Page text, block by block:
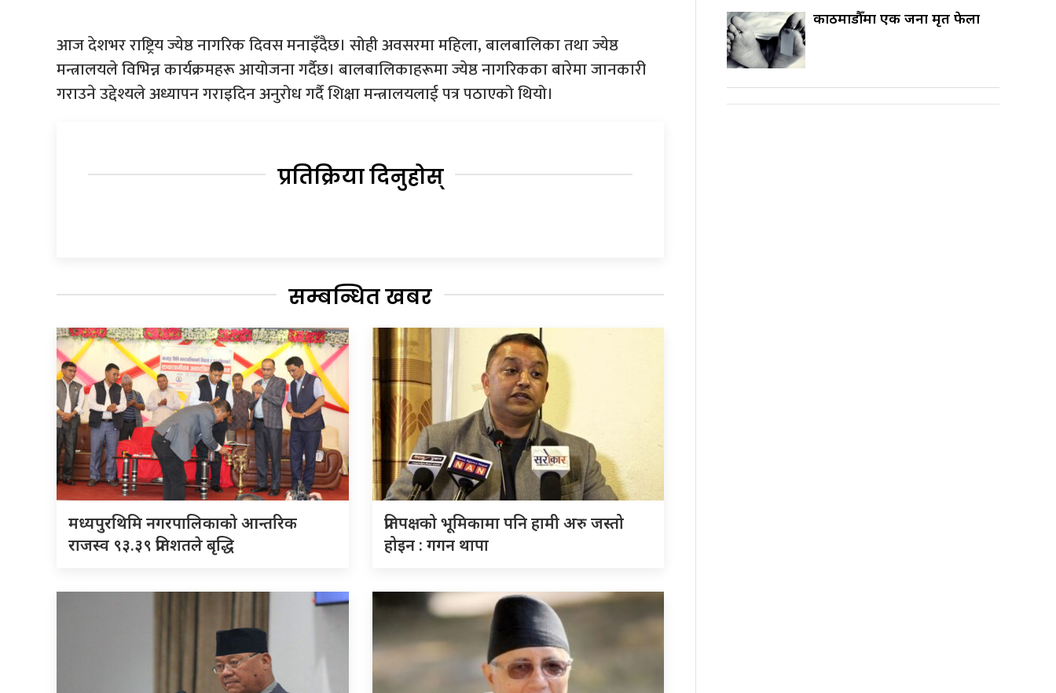
आज देशभर राष्ट्रिय ज्येष्ठ नागरिक दिवस मनाइँदैछ। सोही अवसरमा महिला, बालबालिका तथा ज्येष्ठ
मन्त्रालयले विभिन्न कार्यक्रमहरू आयोजना गर्दैछ। बालबालिकाहरूमा ज्येष्ठ नागरिकका बारेमा जानकारी
गराउने उद्देश्यले अध्यापन गराइदिन अनुरोध गर्दै शिक्षा मन्त्रालयलाई पत्र पठाएको थियो।
प्रतिक्रिया दिनुहोस्
सम्बन्धित खबर
मध्यपुरथिमि नगरपालिकाको आन्तरिक
राजस्व ९३.३९ प्रतिशतले बृद्धि
प्रतिपक्षको भूमिकामा पनि हामी अरु जस्तो
होइन : गगन थापा
काठमाडौँमा एक जना मृत फेला